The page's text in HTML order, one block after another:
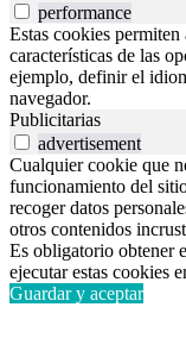
performance
Estas cookies
características de las
ejemplo, definir el
navegador.
Publicitarias
advertisement
Cualquier cookie que
funcionamiento del
recoger datos
otros contenidos
Es obligatorio obtener
ejecutar estas cookies
Guardar y aceptar